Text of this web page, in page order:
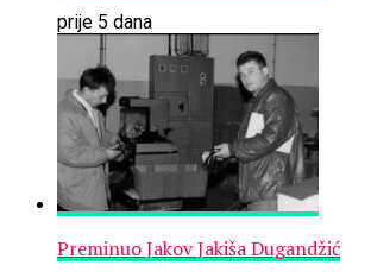
prije 5 dana
Preminuo Jakov Jakiša Dugandžić